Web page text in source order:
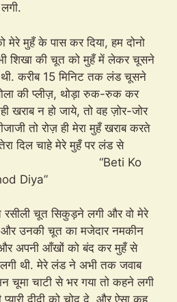
मुहँ के पास कर दिया, हम दोनो
शिखा की चूत को मुहँ में लेकर चूसने
करीब 15 मिनिट तक लंड चूसने
की प्लीज़, थोड़ा रुक-रुक कर
खराब न हो जाये, तो वह ज़ोर-जोर
तो रोज़ ही मेरा मुहँ खराब करते
दिल चाहे मेरे मुहँ पर लंड से
देना, “Beti Ko
Diya”
रसीली चूत सिकुड़ने लगी और वो मेरे
और उनकी चूत का मजेदार नमकीन
और अपनी आँखों को बंद कर मुहँ से
थी. मेरे लंड ने अभी तक जवाब
चूमा चाटी से भर गया तो कहने लगी
दीदी को चोद दे, और ऐसा कह